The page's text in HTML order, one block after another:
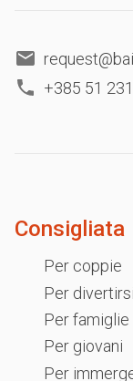
+385 51
Consigliata
Per coppie
Per divertirsi
Per famiglie
Per giovani
Per